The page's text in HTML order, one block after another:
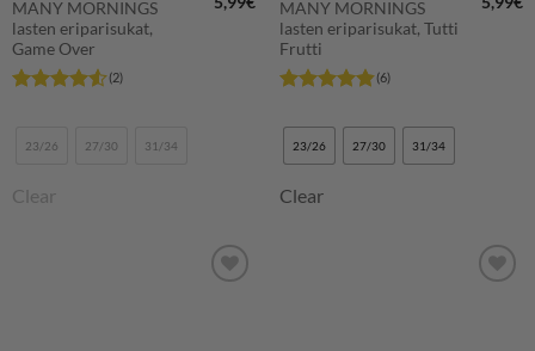
MANY MORNINGS
lasten eriparisukat,
Game Over
4.5
/ 5
(2)
23/26 27/30 31/34
Clear
MANY MORNINGS
lasten eriparisukat, Tutti
Frutti
tuotteesta:
4.83
/ 5
(6)
23/26 27/30 31/34
Clear